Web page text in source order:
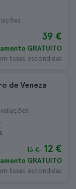
39 €
GRATUITO
taxas escondidas
de Veneza
13 € 12 €
GRATUITO
taxas escondidas